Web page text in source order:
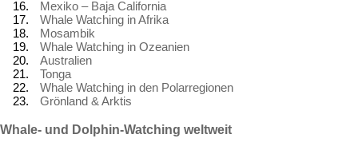
Mexiko – Baja California
Whale Watching in Afrika
Mosambik
Whale Watching in Ozeanien
Australien
Tonga
Whale Watching in den Polarregionen
Grönland & Arktis
Whale- und Dolphin-Watching weltweit